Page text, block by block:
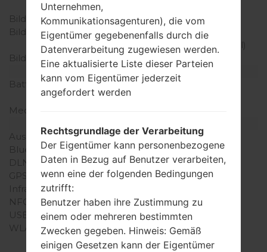
Bildschirmtyp
IPS LCD
Bildschirmerweiterung
1080 x 2460 Pixel (~395
Dichte der Pixel pro Zoll)
Bildschirmfarben
16M Farben
Batterie und Tastatur
Batteriekapazität
nicht entfernbar Li-Po
Mechanische Tastatur
Ausgabe für Audio
3.5mm jack
Bluetooth
Version 5.0, A2DP, LE
DLNA
-
GPS
A-GPS
Infrarotanschluss
NFC
Nein
USB
USB Type-C 2.0
WLAN
Wi-Fi 802.11 b/g/n, Wi-Fi
Direct, hotspot
Unternehmen,
Kommunikationsagenturen), die vom
Eigentümer gegebenenfalls durch die
Datenverarbeitung zugewiesen werden.
Eine aktualisierte Liste dieser Parteien
kann vom Eigentümer jederzeit
angefordert werden
Rechtsgrundlage der Verarbeitung
Der Eigentümer kann personenbezogene
Daten in Bezug auf Benutzer verarbeiten,
wenn eine der folgenden Bedingungen
zutrifft:
Benutzer haben ihre Zustimmung zu
einem oder mehreren bestimmten
Zwecken gegeben. Hinweis: Gemäß
einigen Gesetzen kann der Eigentümer